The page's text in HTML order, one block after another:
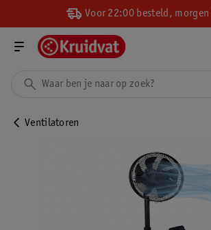
Voor 22:00 besteld, morgen
Ventilatoren